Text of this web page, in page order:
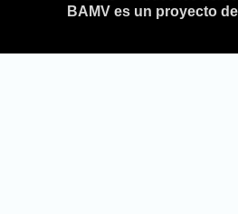
BAMV es un proyecto de